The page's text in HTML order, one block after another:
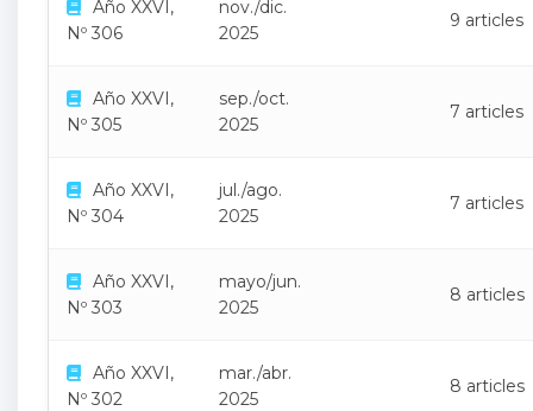
Año XXVI,
Nº 306
nov./dic.
2025
9 articles
Año XXVI,
Nº 305
sep./oct.
2025
7 articles
Año XXVI,
Nº 304
jul./ago.
2025
7 articles
Año XXVI,
Nº 303
mayo/jun.
2025
8 articles
Año XXVI,
Nº 302
mar./abr.
2025
8 articles